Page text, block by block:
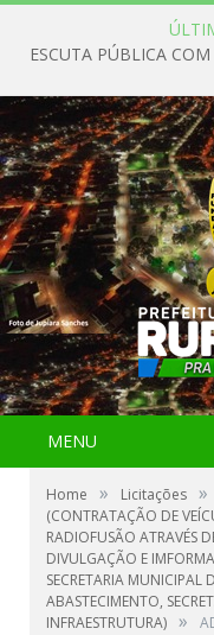
MENU
Home » Licitações »
(CONTRATAÇÃO DE
RADIOFUSÃO ATRAVÉS
DIVULGAÇÃO E
SECRETARIA MUNICIPAL
ABASTECIMENTO,
INFRAESTRUTURA) »